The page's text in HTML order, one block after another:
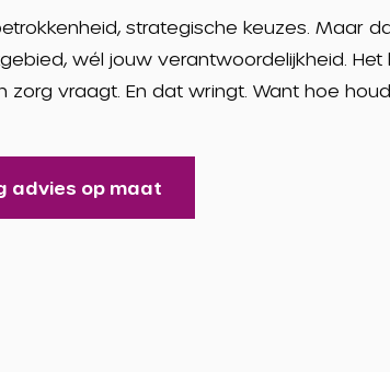
strategische keuzes. Maar
wél jouw verantwoordelijkheid. Het
vraagt. En dat wringt. Want hoe
advies op maat